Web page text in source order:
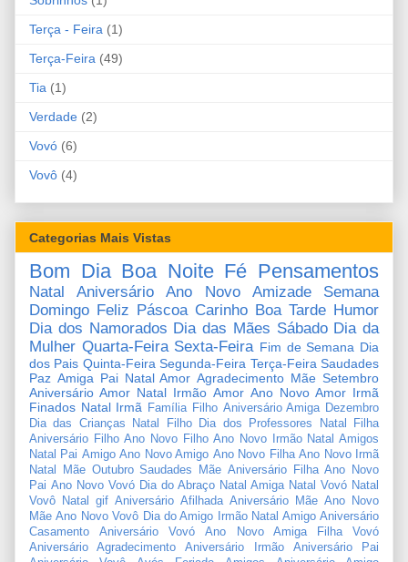
Terça - Feira (1)
Terça-Feira (49)
Tia (1)
Verdade (2)
Vovó (6)
Vovô (4)
Categorias Mais Vistas
Bom Dia Boa Noite Fé Pensamentos
Natal Aniversário Ano Novo Amizade
Semana
Domingo Feliz Páscoa Carinho Boa Tarde Humor
Dia dos Namorados Dia das Mães Sábado Dia da
Mulher Quarta-Feira Sexta-Feira Fim de Semana Dia
dos Pais Quinta-Feira Segunda-Feira Terça-Feira Saudades
Paz Amiga Pai Natal Amor Agradecimento Mãe Setembro
Aniversário Amor Natal Irmão Amor Ano Novo Amor Irmã
Finados Natal Irmã Família Filho Aniversário Amiga Dezembro
Dia das Crianças
Natal Filho Dia dos Professores
Natal Filha
Aniversário Filho Ano Novo Filho Ano Novo Irmão Natal Amigos
Natal Pai Amigo Ano Novo Amigo Ano Novo Filha Ano Novo Irmã
Natal Mãe Outubro Saudades Mãe Aniversário Filha Ano Novo
Pai Ano Novo Vovó Dia do Abraço Natal Amiga Natal Vovó Natal
Vovô
Natal gif Aniversário Afilhada Aniversário Mãe Ano Novo
Mãe Ano Novo Vovô Dia do Amigo Irmão Natal Amigo Aniversário
Casamento
Aniversário Vovó Ano Novo Amiga Filha
Vovó
Aniversário Agradecimento
Aniversário Irmão
Aniversário Pai